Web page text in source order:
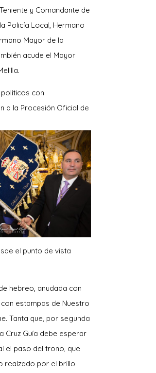
y Comandante de
Policía Local, Hermano
Mayor de la
acude el Mayor
con
a la Procesión Oficial de
el punto de vista
hebreo, anudada con
estampas de Nuestro
Tanta que, por segunda
Cruz Guía debe esperar
el paso del trono, que
realzado por el brillo